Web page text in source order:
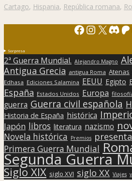
Cartago, Hispania, República romana,
Facebook
X
Sorpresa
2ª Guerra Mundial. Alejandro Magno
Antigua Grecia antigua Roma Atenas
Edhasa Ediciones Salamina EEUU Egipto
España Estados Unidos Europa
guerra Guerra civil española
Historia de España histórica
Japón libros literatura nazismo
Novela histórica Premios
Primera Guerra Mundial
Segunda Guerra
Siglo XIX siglo XVI siglo XX Viajes